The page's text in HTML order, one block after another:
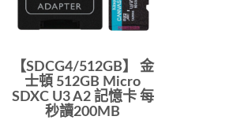
【SDCG4/512GB】 金
士頓 512GB Micro
SDXC U3 A2 記憶卡 每
秒讀200MB